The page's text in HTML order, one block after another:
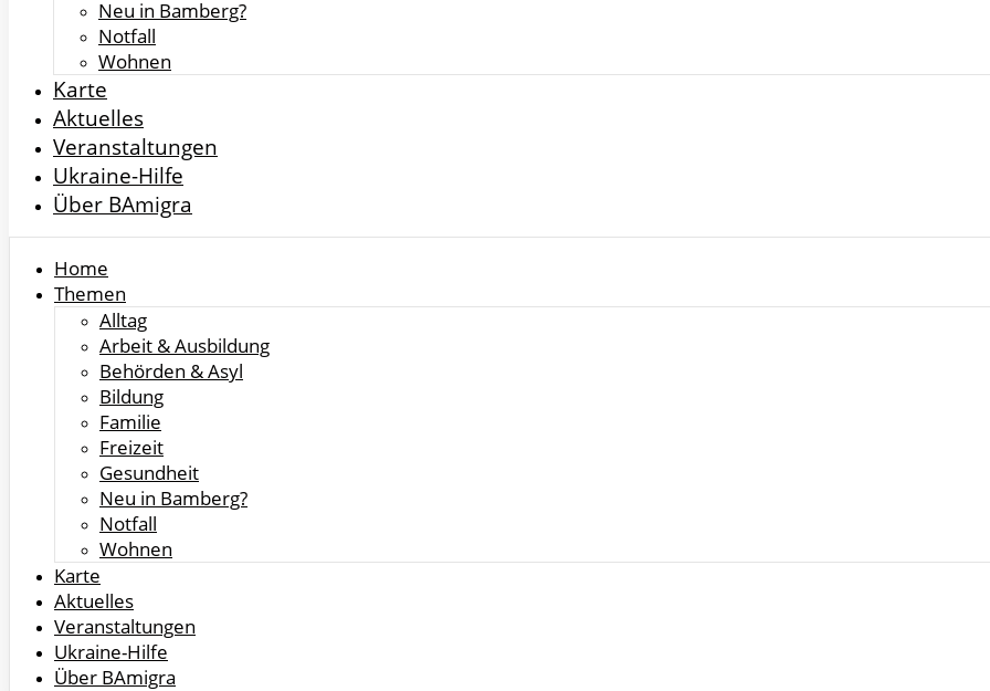
Neu in Bamberg?
Notfall
Wohnen
Karte
Aktuelles
Veranstaltungen
Ukraine-Hilfe
Über BAmigra
Home
Themen
Alltag
Arbeit & Ausbildung
Behörden & Asyl
Bildung
Familie
Freizeit
Gesundheit
Neu in Bamberg?
Notfall
Wohnen
Karte
Aktuelles
Veranstaltungen
Ukraine-Hilfe
Über BAmigra